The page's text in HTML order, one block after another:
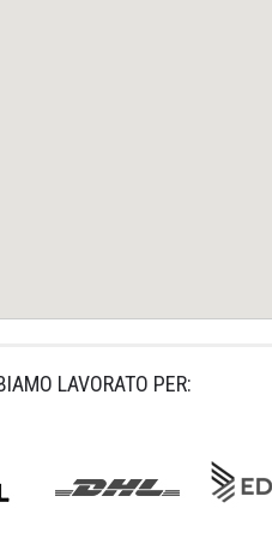
LAVORATO PER: